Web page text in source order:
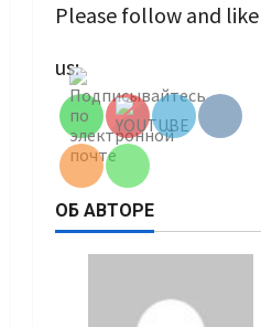
Please follow and like
us:Channel ID
ОБ АВТОРЕ